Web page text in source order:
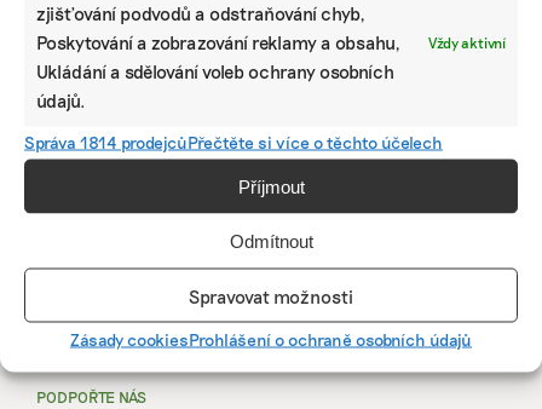
zjišťování podvodů a odstraňování chyb,
Poskytování a zobrazování reklamy a obsahu,
Ukládání a sdělování voleb ochrany osobních
údajů.
Vždy aktivní
Správa 1814 prodejcůPřečtěte si více o těchto účelech
Příjmout
Odmítnout
Spravovat možnosti
Zásady cookiesProhlášení o ochraně osobních údajů
PRÁCE, KTERÁ ZLEPŠÍ SVĚT
mutualus
udržitelnosti
právnička/právník
Více naEkoJobs>
PODPOŘTE NÁS